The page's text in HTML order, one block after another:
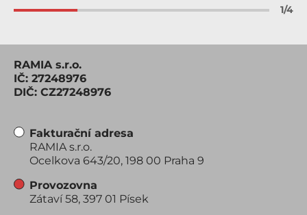
1/4
RAMIA s.r.o.
IČ: 27248976
DIČ: CZ27248976
Fakturační adresa
RAMIA s.r.o.
Ocelkova 643/20, 198 00 Praha 9
Provozovna
Zátaví 58, 397 01 Písek